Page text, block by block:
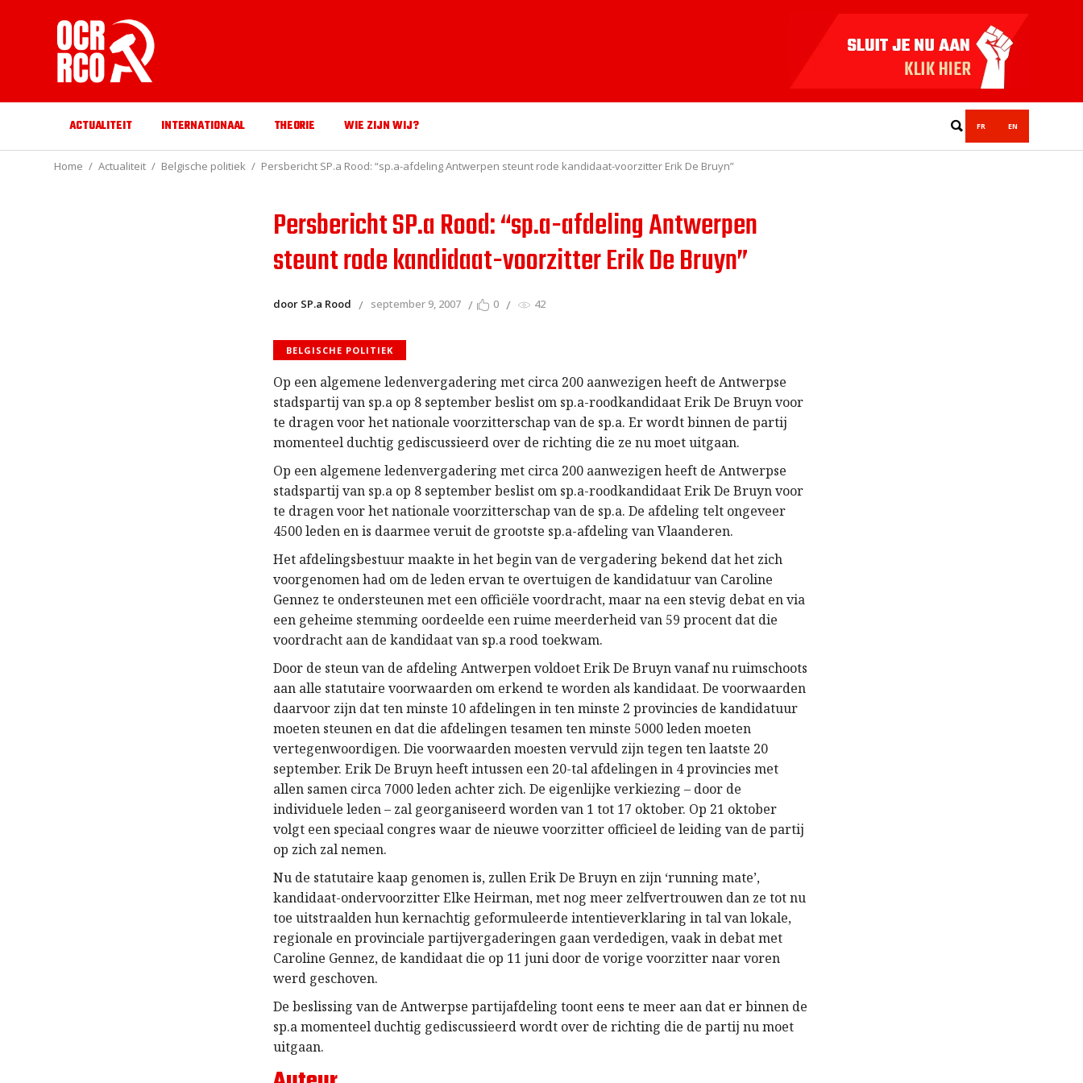
ACTUALITEIT INTERNATIONAAL THEORIE WIE ZIJN WIJ? FR EN
Home Actualiteit Belgische politiek Persbericht SP.a Rood: “sp.a-afdeling Antwerpen steunt rode kandidaat-voorzitter Erik De Bruyn”
Persbericht SP.a Rood: “sp.a-afdeling Antwerpen
steunt rode kandidaat-voorzitter Erik De Bruyn”
door SP.a Rood september 9, 2007 0 42
BELGISCHE POLITIEK
Op een algemene ledenvergadering met circa 200 aanwezigen heeft de Antwerpse
stadspartij van sp.a op 8 september beslist om sp.a-roodkandidaat Erik De Bruyn voor
te dragen voor het nationale voorzitterschap van de sp.a. Er wordt binnen de partij
momenteel duchtig gediscussieerd over de richting die ze nu moet uitgaan.
Op een algemene ledenvergadering met circa 200 aanwezigen heeft de Antwerpse
stadspartij van sp.a op 8 september beslist om sp.a-roodkandidaat Erik De Bruyn voor
te dragen voor het nationale voorzitterschap van de sp.a. De afdeling telt ongeveer
4500 leden en is daarmee veruit de grootste sp.a-afdeling van Vlaanderen.
Het afdelingsbestuur maakte in het begin van de vergadering bekend dat het zich
voorgenomen had om de leden ervan te overtuigen de kandidatuur van Caroline
Gennez te ondersteunen met een officiële voordracht, maar na een stevig debat en via
een geheime stemming oordeelde een ruime meerderheid van 59 procent dat die
voordracht aan de kandidaat van sp.a rood toekwam.
Door de steun van de afdeling Antwerpen voldoet Erik De Bruyn vanaf nu ruimschoots
aan alle statutaire voorwaarden om erkend te worden als kandidaat. De voorwaarden
daarvoor zijn dat ten minste 10 afdelingen in ten minste 2 provincies de kandidatuur
moeten steunen en dat die afdelingen tesamen ten minste 5000 leden moeten
vertegenwoordigen. Die voorwaarden moesten vervuld zijn tegen ten laatste 20
september. Erik De Bruyn heeft intussen een 20-tal afdelingen in 4 provincies met
allen samen circa 7000 leden achter zich. De eigenlijke verkiezing – door de
individuele leden – zal georganiseerd worden van 1 tot 17 oktober. Op 21 oktober
volgt een speciaal congres waar de nieuwe voorzitter officieel de leiding van de partij
op zich zal nemen.
Nu de statutaire kaap genomen is, zullen Erik De Bruyn en zijn ‘running mate’,
kandidaat-ondervoorzitter Elke Heirman, met nog meer zelfvertrouwen dan ze tot nu
toe uitstraalden hun kernachtig geformuleerde intentieverklaring in tal van lokale,
regionale en provinciale partijvergaderingen gaan verdedigen, vaak in debat met
Caroline Gennez, de kandidaat die op 11 juni door de vorige voorzitter naar voren
werd geschoven.
De beslissing van de Antwerpse partijafdeling toont eens te meer aan dat er binnen de
sp.a momenteel duchtig gediscussieerd wordt over de richting die de partij nu moet
uitgaan.